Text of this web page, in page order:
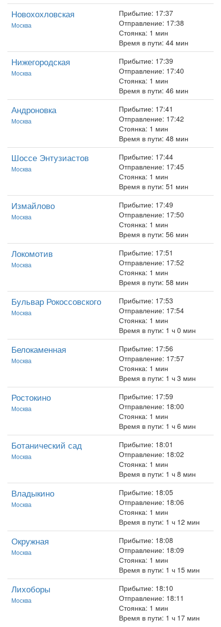
Новохохловская
Москва
Прибытие: 17:37
Отправление: 17:38
Стоянка: 1 мин
Время в пути: 44 мин
Нижегородская
Москва
Прибытие: 17:39
Отправление: 17:40
Стоянка: 1 мин
Время в пути: 46 мин
Андроновка
Москва
Прибытие: 17:41
Отправление: 17:42
Стоянка: 1 мин
Время в пути: 48 мин
Шоссе Энтузиастов
Москва
Прибытие: 17:44
Отправление: 17:45
Стоянка: 1 мин
Время в пути: 51 мин
Измайлово
Москва
Прибытие: 17:49
Отправление: 17:50
Стоянка: 1 мин
Время в пути: 56 мин
Локомотив
Москва
Прибытие: 17:51
Отправление: 17:52
Стоянка: 1 мин
Время в пути: 58 мин
Бульвар Рокоссовского
Москва
Прибытие: 17:53
Отправление: 17:54
Стоянка: 1 мин
Время в пути: 1 ч 0 мин
Белокаменная
Москва
Прибытие: 17:56
Отправление: 17:57
Стоянка: 1 мин
Время в пути: 1 ч 3 мин
Ростокино
Москва
Прибытие: 17:59
Отправление: 18:00
Стоянка: 1 мин
Время в пути: 1 ч 6 мин
Ботанический сад
Москва
Прибытие: 18:01
Отправление: 18:02
Стоянка: 1 мин
Время в пути: 1 ч 8 мин
Владыкино
Москва
Прибытие: 18:05
Отправление: 18:06
Стоянка: 1 мин
Время в пути: 1 ч 12 мин
Окружная
Москва
Прибытие: 18:08
Отправление: 18:09
Стоянка: 1 мин
Время в пути: 1 ч 15 мин
Лихоборы
Москва
Прибытие: 18:10
Отправление: 18:11
Стоянка: 1 мин
Время в пути: 1 ч 17 мин